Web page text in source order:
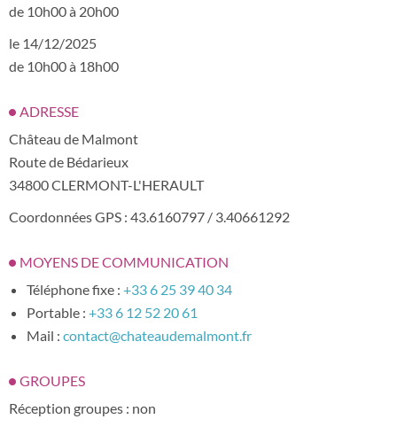
de 10h00 à 20h00
le 14/12/2025
de 10h00 à 18h00
ADRESSE
Château de Malmont
Route de Bédarieux
34800 CLERMONT-L'HERAULT
Coordonnées GPS : 43.6160797 / 3.40661292
MOYENS DE COMMUNICATION
Téléphone fixe : +33 6 25 39 40 34
Portable : +33 6 12 52 20 61
Mail : contact@chateaudemalmont.fr
GROUPES
Réception groupes : non